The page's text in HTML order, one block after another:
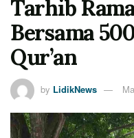
Tarhib
Bersama
Qur’an
by LidikNews